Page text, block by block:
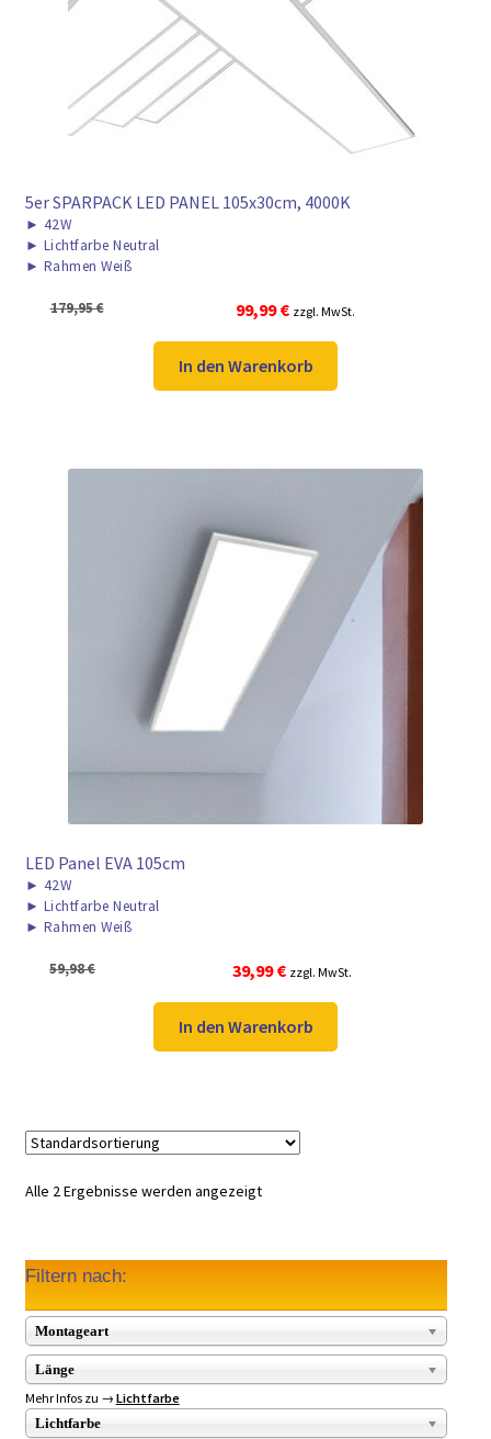
► ZAHLARTEN
► VERSANDARTEN
5er SPARPACK LED PANEL 105x30cm, 4000K
► 42W
► Lichtfarbe Neutral
► Rahmen Weiß
179,95€
Ursprünglicher
Preis
war:
179,95 €
99,99€Aktueller
Preis
ist:
99,99 €.
zzgl. MwSt.
In den Warenkorb
LED Panel EVA 105cm
► 42W
► Lichtfarbe Neutral
► Rahmen Weiß
59,98€
Ursprünglicher
Preis
war:
59,98 €
39,99€Aktueller
Preis
ist:
39,99 €.
zzgl. MwSt.
In den Warenkorb
Alle 2 Ergebnisse werden angezeigt
Filtern nach:
Montageart
Länge
Mehr Infos zu → Lichtfarbe
Lichtfarbe